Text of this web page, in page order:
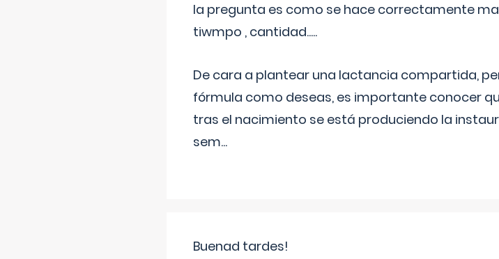
la pregunta es como se hace correctamente
tiwmpo , cantidad.....
De cara a plantear una lactancia compartida,
fórmula como deseas, es importante conocer
tras el nacimiento se está produciendo la
sem...
Buenad tardes!